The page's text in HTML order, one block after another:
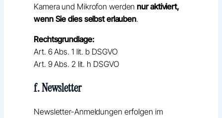
Kamera und Mikrofon werdennur aktiviert,
wenn Sie dies selbst erlauben.
Rechtsgrundlage:
Art. 6 Abs. 1 lit. b DSGVO
Art. 9 Abs. 2 lit. h DSGVO
f. Newsletter
Newsletter-Anmeldungen erfolgen im